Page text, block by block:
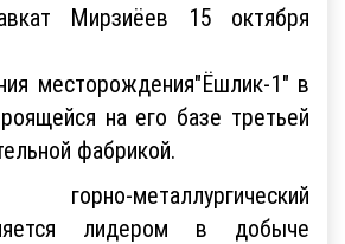
Мирзиёев 15 октября
месторождения"Ёшлик-1" в
на его базе третьей
фабрикой.
горно-металлургический
лидером в добыче